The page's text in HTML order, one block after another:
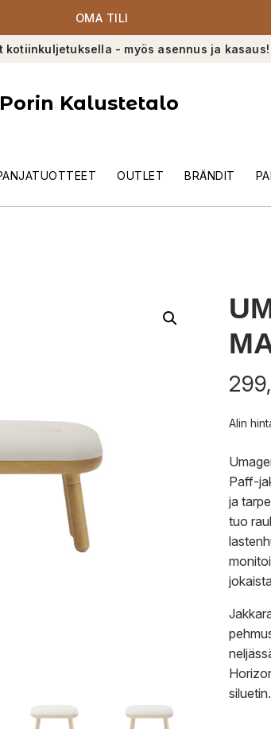
OMA TILI
kotiinkuljetuksella - myös asennus ja kasaus!
Porin Kalustetalo
OUTLET BRÄNDIT
Alin
Paff-
ja
tuo
siluetin.